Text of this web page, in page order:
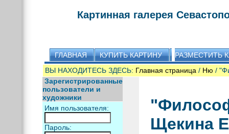
Картинная галерея
ГЛАВНАЯ КУПИТЬ КАРТИНУ
РАЗМЕСТИТЬ
ВЫ НАХОДИТЕСЬ ЗДЕСЬ: Главная страница / Ню /
Зарегистрированные
пользователи и
художники
Имя пользователя:
Пароль:
Щекина Е